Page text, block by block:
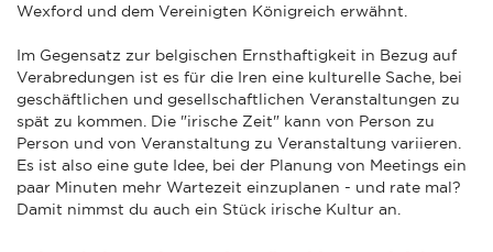
Wexford und dem Vereinigten Königreich erwähnt.
Im Gegensatz zur belgischen Ernsthaftigkeit in Bezug auf
Verabredungen ist es für die Iren eine kulturelle Sache, bei
geschäftlichen und gesellschaftlichen Veranstaltungen zu
spät zu kommen. Die "irische Zeit" kann von Person zu
Person und von Veranstaltung zu Veranstaltung variieren.
Es ist also eine gute Idee, bei der Planung von Meetings ein
paar Minuten mehr Wartezeit einzuplanen - und rate mal?
Damit nimmst du auch ein Stück irische Kultur an.